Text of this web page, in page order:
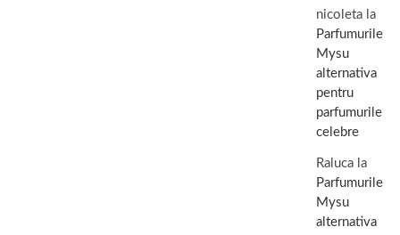
nicoletala
Parfumurile
Mysu
alternativa
pentru
parfumurile
celebre
Ralucala
Parfumurile
Mysu
alternativa